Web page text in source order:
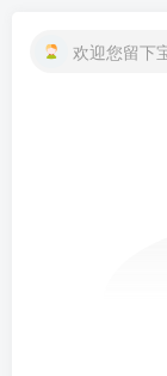
欢迎您留下